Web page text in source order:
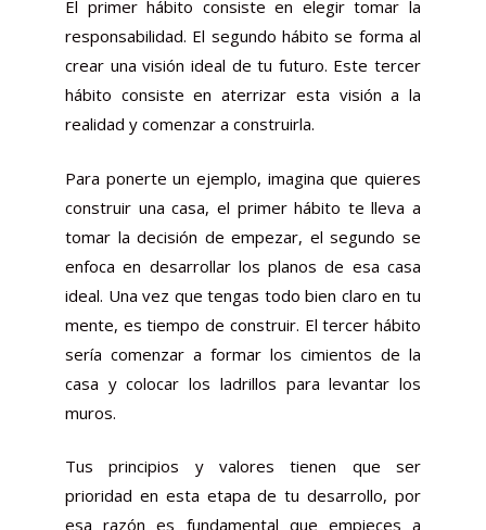
El primer hábito consiste en elegir tomar la
responsabilidad. El segundo hábito se forma al
crear una visión ideal de tu futuro. Este tercer
hábito consiste en aterrizar esta visión a la
realidad y comenzar a construirla.
Para ponerte un ejemplo, imagina que quieres
construir una casa, el primer hábito te lleva a
tomar la decisión de empezar, el segundo se
enfoca en desarrollar los planos de esa casa
ideal. Una vez que tengas todo bien claro en tu
mente, es tiempo de construir. El tercer hábito
sería comenzar a formar los cimientos de la
casa y colocar los ladrillos para levantar los
muros.
Tus principios y valores tienen que ser
prioridad en esta etapa de tu desarrollo, por
esa razón es fundamental que empieces a